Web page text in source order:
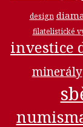
design
filatelistické
investice
minerály